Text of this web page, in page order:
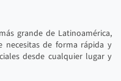
grande de Latinoamérica,
de forma rápida y
desde cualquier lugar y